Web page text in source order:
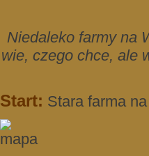
Niedaleko farmy na
wie, czego chce, ale
Start: Stara farma